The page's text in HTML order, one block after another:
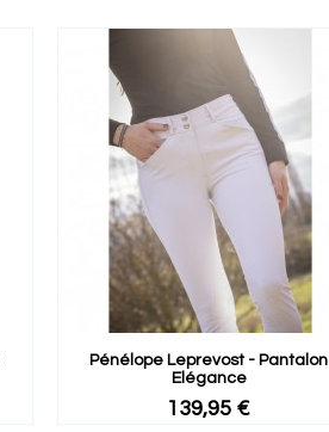
Pénélope Leprevost - Pantalon
Elégance
139,95 €